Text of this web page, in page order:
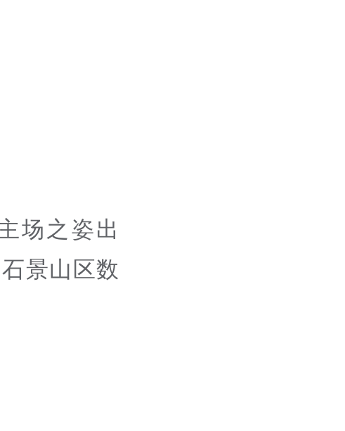
场之姿出
景山区数